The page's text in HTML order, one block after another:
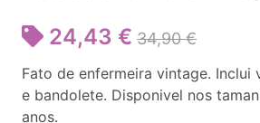
24,43 € 34,90 €
Fato de enfermeira vintage. Inclui
e bandolete. Disponivel nos
anos.